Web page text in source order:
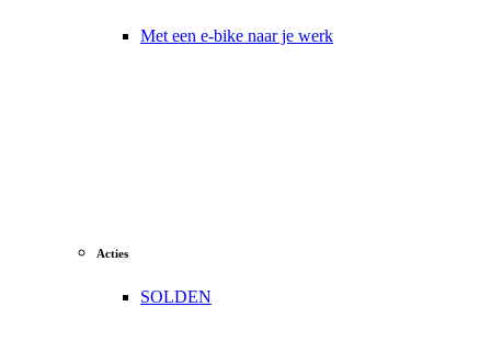
Met een e-bike naar je werk
Acties
SOLDEN